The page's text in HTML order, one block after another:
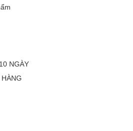
cho quý khách là hàng mới
đai nguyên kiện.
NGÀY